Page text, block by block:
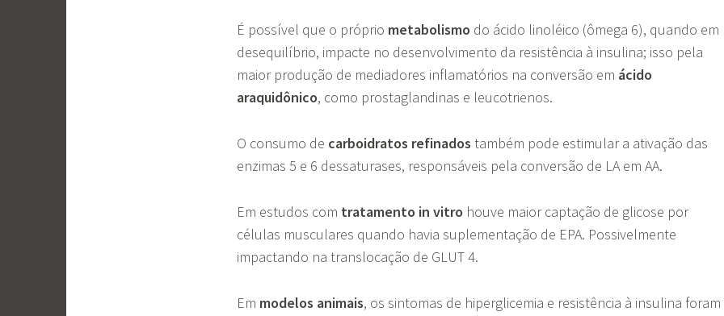
É possível que o próprio metabolismo do ácido linoléico (ômega 6), quando em
desequilíbrio, impacte no desenvolvimento da resistência à insulina; isso pela
maior produção de mediadores inflamatórios na conversão em ácido
araquidônico, como prostaglandinas e leucotrienos.
O consumo de carboidratos refinados também pode estimular a ativação das
enzimas 5 e 6 dessaturases, responsáveis pela conversão de LA em AA.
Em estudos com tratamento in vitro houve maior captação de glicose por
células musculares quando havia suplementação de EPA. Possivelmente
impactando na translocação de GLUT 4.
Em modelos animais, os sintomas de hiperglicemia e resistência à insulina foram